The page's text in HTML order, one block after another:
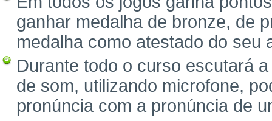
ganhar medalha de bronze, de
medalha como atestado do seu
Durante todo o curso escutará
de som, utilizando microfone,
pronúncia com a pronúncia de